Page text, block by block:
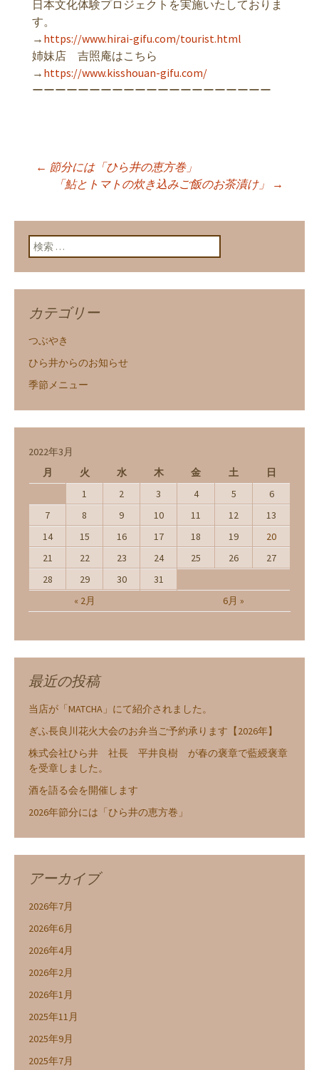
日本文化体験プロジェクトを実施いたしておりま
す。
→ https://www.hirai-gifu.com/tourist.html
姉妹店 吉照庵はこちら
→ https://www.kisshouan-gifu.com/
ーーーーーーーーーーーーーーーーーーーーー
投稿ナビゲーショ
ン
← 節分には「ひら井の恵方巻」
「鮎とトマトの炊き込みご飯のお茶漬け」
→
検索:
カテゴリー
つぶやき
ひら井からのお知らせ
季節メニュー
2022年3月
月
火 水 木 金 土 日
« 2月 6月 »
1 2 3 4 5
6
7
8 9 10 11 12
13
14
15 16 17 18 19
20
21
22 23 24 25 26
27
28
29 30 31
最近の投稿
当店が「MATCHA」にて紹介されました。
ぎふ長良川花火大会のお弁当ご予約承ります【2026年】
株式会社ひら井 社長 平井良樹 が春の褒章で藍綬褒章
を受章しました。
酒を語る会を開催します
2026年節分には「ひら井の恵方巻」
アーカイブ
2026年7月
2026年6月
2026年4月
2026年2月
2026年1月
2025年11月
2025年9月
2025年7月